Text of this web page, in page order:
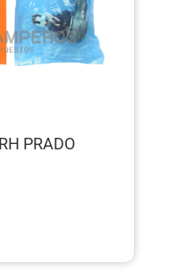
PRADO